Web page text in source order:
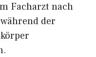
Facharzt nach
der